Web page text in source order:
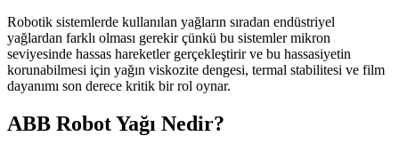
Robotik sistemlerde kullanılan yağların sıradan endüstriyel
yağlardan farklı olması gerekir çünkü bu sistemler mikron
seviyesinde hassas hareketler gerçekleştirir ve bu hassasiyetin
korunabilmesi için yağın viskozite dengesi, termal stabilitesi ve film
dayanımı son derece kritik bir rol oynar.
ABB Robot Yağı Nedir?